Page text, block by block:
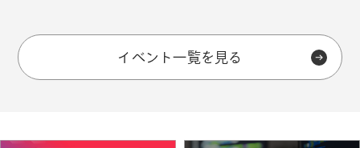
イベント一覧を見る